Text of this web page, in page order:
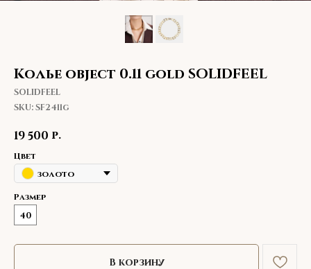
Колье object 0.11 gold SOLIDFEEL
SOLIDFEEL
SKU: SF2411g
19 500 р.
Цвет
золото
Размер
40
В корзину